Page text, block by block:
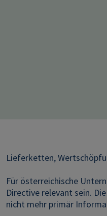
Lieferketten,
Für österreichische
Directive relevant sein.
nicht mehr primär